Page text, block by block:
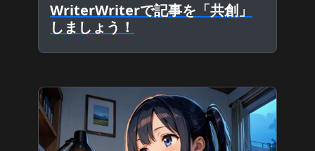
WriterWriterで記事を「共創」
しましょう！